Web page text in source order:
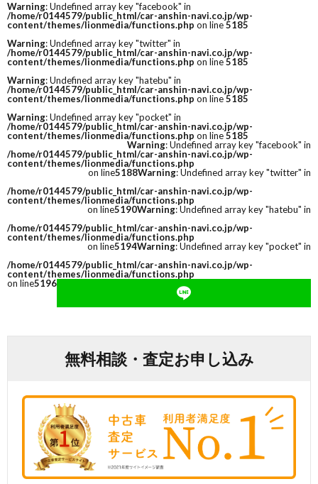
Warning: Undefined array key "facebook" in
/home/r0144579/public_html/car-anshin-navi.co.jp/wp-
content/themes/lionmedia/functions.php on line5185
Warning: Undefined array key "twitter" in
/home/r0144579/public_html/car-anshin-navi.co.jp/wp-
content/themes/lionmedia/functions.php on line5185
Warning: Undefined array key "hatebu" in
/home/r0144579/public_html/car-anshin-navi.co.jp/wp-
content/themes/lionmedia/functions.php on line5185
Warning: Undefined array key "pocket" in
/home/r0144579/public_html/car-anshin-navi.co.jp/wp-
content/themes/lionmedia/functions.php on line5185
Warning: Undefined array key "facebook" in
/home/r0144579/public_html/car-anshin-navi.co.jp/wp-
content/themes/lionmedia/functions.php
on line5188Warning: Undefined array key "twitter" in
/home/r0144579/public_html/car-anshin-navi.co.jp/wp-
content/themes/lionmedia/functions.php
on line5190Warning: Undefined array key "hatebu" in
/home/r0144579/public_html/car-anshin-navi.co.jp/wp-
content/themes/lionmedia/functions.php
on line5194Warning: Undefined array key "pocket" in
/home/r0144579/public_html/car-anshin-navi.co.jp/wp-
content/themes/lionmedia/functions.php
on line5196
無料相談・査定お申し込み